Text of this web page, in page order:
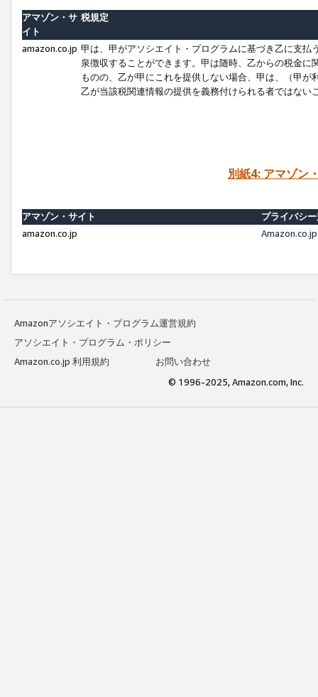
アマゾン・サ
イト
税規定
amazon.co.jp 甲は、甲がアソシエイト・プログラムに基づき乙に支
泉徴収することができます。甲は随時、乙からの税金
ものの、乙が甲にこれを提供しない場合、甲は、（甲
乙が当該税関連情報の提供を義務付けられる者ではな
別紙4: アマゾン
アマゾン・サイト
プライバシ
amazon.co.jp
Amazonアソシエイト・プログラム運営規約
アソシエイト・プログラム・ポリシー
Amazon.co.jp 利用規約
お問い合わせ
© 1996-2025, Amazon.com, Inc.